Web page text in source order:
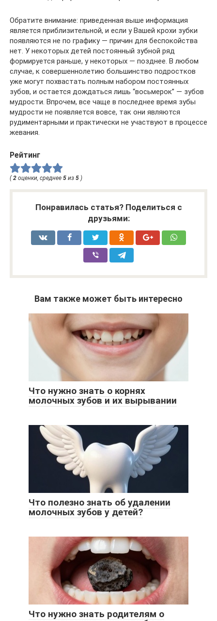
Обратите внимание: приведенная выше информация
является приблизительной, и если у Вашей крохи зубки
появляются не по графику — причин для беспокойства
нет. У некоторых детей постоянный зубной ряд
формируется раньше, у некоторых — позднее. В любом
случае, к совершеннолетию большинство подростков
уже могут похвастать полным набором постоянных
зубов, и остается дождаться лишь “восьмерок” — зубов
мудрости. Впрочем, все чаще в последнее время зубы
мудрости не появляется вовсе, так они являются
рудиментарными и практически не участвуют в процессе
жевания.
Рейтинг
( 2 оценки, среднее 5 из 5 )
Понравилась статья? Поделиться с
друзьями:
Вам также может быть интересно
Что нужно знать о корнях
молочных зубов и их вырывании
Что полезно знать об удалении
молочных зубов у детей?
Что нужно знать родителям о